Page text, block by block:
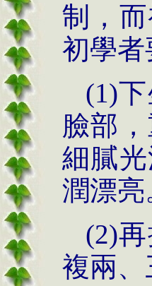
制，
初學
(1)
臉部
細膩
潤漂亮
(2)
複兩、